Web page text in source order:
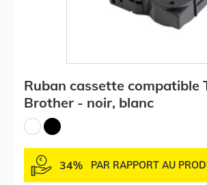
Ruban cassette compatible
Brother - noir, blanc
34% PAR RAPPORT AU